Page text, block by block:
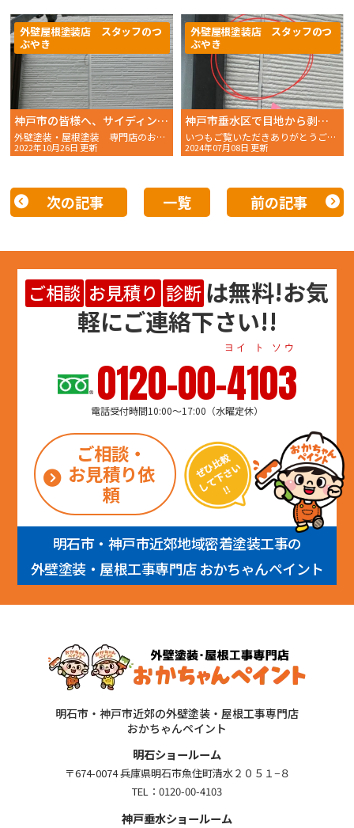
神戸市の皆様へ、サイディング住宅の外壁塗装に費用が大きくかかるケースを解説
外壁塗装・屋根塗装 専門店のおかちゃんペイントです！
2022年10月26日 更新
外壁屋根塗装店 スタッフのつ
ぶやき
神戸市垂水区で目地から剥離してしまったシーリングの撤去
いつもご覧いただきありがとうございます。 おかちゃんペイン
2024年07月08日 更新
外壁屋根塗装店 スタッフのつ
ぶやき
次の記事 一覧 前の記事
ご相談 お見積り 診断 は無料!お気
軽にご連絡下さい!!
0120-00-4103
ヨイ ト ソウ
電話受付時間10:00～17:00（水曜定休）
ご相談・
お見積り依
頼
明石市・神戸市近郊地域密着塗装工事の
外壁塗装・屋根工事専門店 おかちゃんペイント
明石市・神戸市近郊の外壁塗装・屋根工事専門店
おかちゃんペイント
明石ショールーム
〒674-0074 兵庫県明石市魚住町清水２０５１−８
TEL： 0120-00-4103
神戸垂水ショールーム